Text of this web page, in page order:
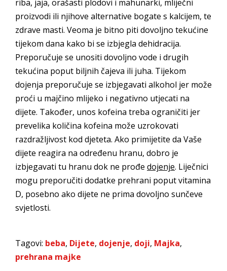
riba, jaja, orašasti plodovi i mahunarki, mliječni
proizvodi ili njihove alternative bogate s kalcijem, te
zdrave masti. Veoma je bitno piti dovoljno tekućine
tijekom dana kako bi se izbjegla dehidracija.
Preporučuje se unositi dovoljno vode i drugih
tekućina poput biljnih čajeva ili juha. Tijekom
dojenja preporučuje se izbjegavati alkohol jer može
proći u majčino mlijeko i negativno utjecati na
dijete. Također, unos kofeina treba ograničiti jer
prevelika količina kofeina može uzrokovati
razdražljivost kod djeteta. Ako primijetite da Vaše
dijete reagira na određenu hranu, dobro je
izbjegavati tu hranu dok ne prođe dojenje. Liječnici
mogu preporučiti dodatke prehrani poput vitamina
D, posebno ako dijete ne prima dovoljno sunčeve
svjetlosti.
Tagovi: beba, Dijete, dojenje, doji, Majka,
prehrana majke